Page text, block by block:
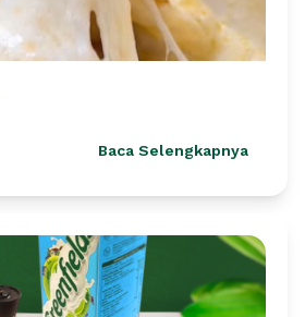
Baca Selengkapnya